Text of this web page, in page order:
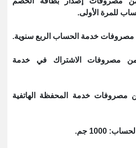
للمرة الأولى.
مصروفات خدمة الحساب الربع سنوية.
من مصروفات الاشتراك في خدمة
مصروفات خدمة المحفظة الهاتفية
1000 جم.